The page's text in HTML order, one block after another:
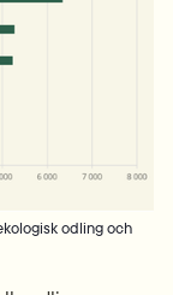
odling och